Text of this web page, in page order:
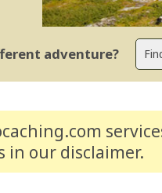
adventure?
in our disclaimer.